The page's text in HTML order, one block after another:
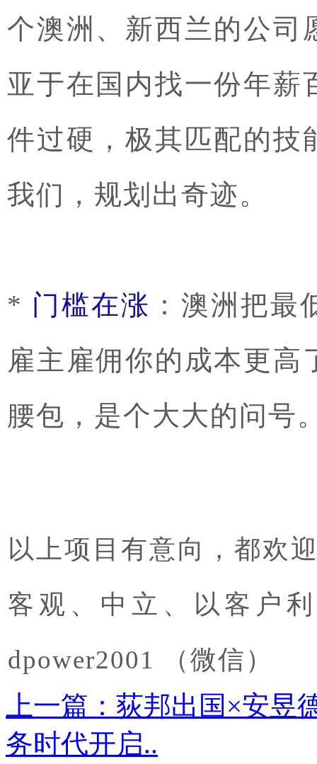
个澳洲、新西兰的公司
亚于在国内找一份年薪
件过硬，极其匹配的技
我们，规划出奇迹。
* 门槛在涨 ：澳洲把
雇主雇佣你的成本更
腰包，是个大大的问号
以上项目有意向，都欢
客观、中立、以客户
dpower2001 （微信）
上一篇：荻邦出国×安
务时代开启..